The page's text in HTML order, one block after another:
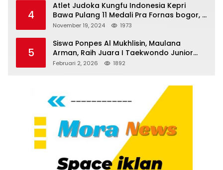
4
Atlet Judoka Kungfu Indonesia Kepri
Bawa Pulang 11 Medali Pra Fornas bogor, 3
Emas dan 8 Perunggu.
November 19, 2024 1973
5
Siswa Ponpes Al Mukhlisin, Maulana
Arman, Raih Juara I Taekwondo Junior
Putra di Riau National Championship 2026
Februari 2, 2026 1892